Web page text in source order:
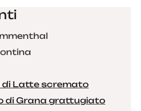
di Latte scremato
di Grana grattugiato